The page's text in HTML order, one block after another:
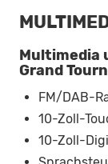
Multimedia
Grand
FM/DAB-
10-Zoll-
10-Zoll-